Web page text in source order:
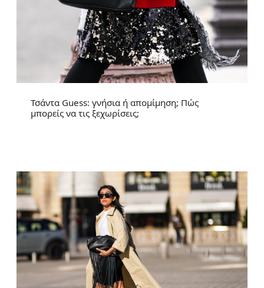
Τσάντα Guess: γνήσια ή απομίμηση; Πώς
μπορείς να τις ξεχωρίσεις;